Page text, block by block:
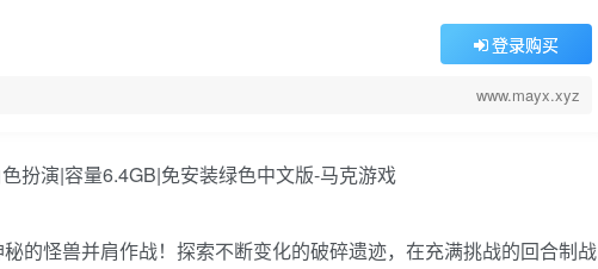
登录购买
www.mayx.xyz
的怪兽并肩作战！探索不断变化的破碎遗迹，在充满挑战的回合制战